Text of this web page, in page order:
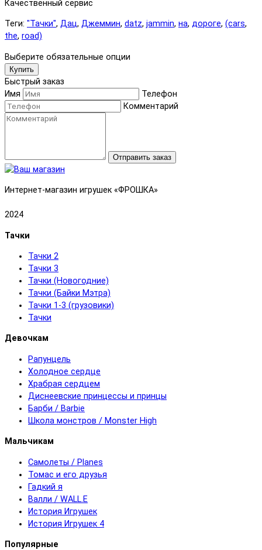
Качественный сервис
Теги: "Тачки", Дац, Джеммин, datz, jammin, на, дороге, (cars,
the, road)
Выберите обязательные опции
Купить
Быстрый заказ
Имя
Телефон
Комментарий
Отправить заказ
Интернет-магазин игрушек «ФРОШКА»
2024
Тачки
Тачки 2
Тачки 3
Тачки (Новогодние)
Тачки (Байки Мэтра)
Тачки 1-3 (грузовики)
Тачки
Девочкам
Рапунцель
Холодное сердце
Храбрая сердцем
Диснеевские принцессы и принцы
Барби / Barbie
Школа монстров / Monster High
Мальчикам
Самолеты / Planes
Томас и его друзья
Гадкий я
Валли / WALL.E
История Игрушек
История Игрушек 4
Популярные